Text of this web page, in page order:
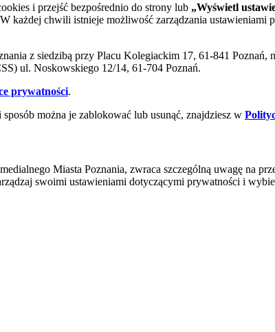
i przejść bezpośrednio do strony lub „Wyświetl
każdej chwili istnieje możliwość zarządzania
z siedzibą przy Placu Kolegiackim 17, 61-841 Poznań,
ul. Noskowskiego 12/14, 61-704 Poznań.
prywatności.
można je zablokować lub usunąć, znajdziesz w
Miasta Poznania, zwraca szczególną uwagę na
swoimi ustawieniami dotyczącymi prywatności i